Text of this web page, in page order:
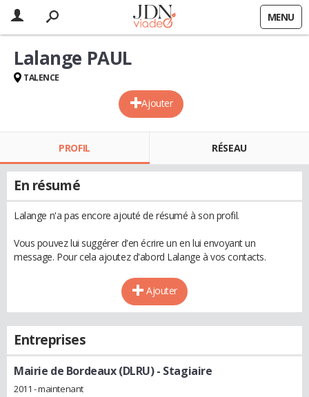
MENU
Ajouter
Lalange PAUL
TALENCE
PROFIL RÉSEAU
En résumé
Lalange n'a pas encore ajouté de résumé à son profil.
Vous pouvez lui suggérer d'en écrire un en lui envoyant un
message. Pour cela ajoutez d'abord Lalange à vos contacts.
Ajouter
Entreprises
Mairie de Bordeaux (DLRU)- Stagiaire
2011 - maintenant